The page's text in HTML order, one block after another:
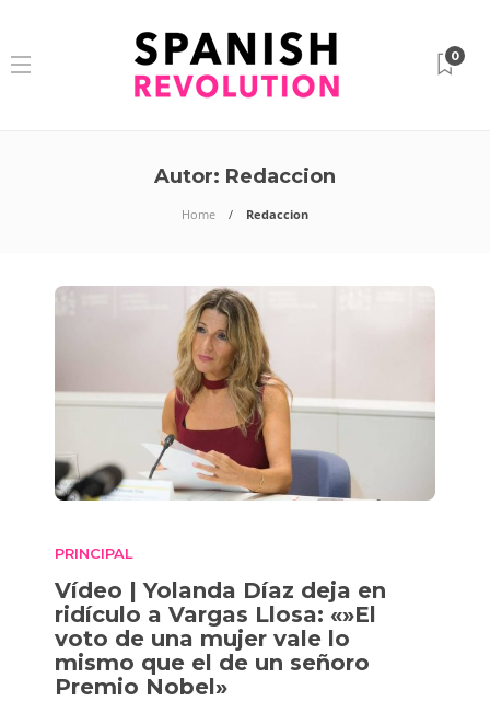
0
Autor: Redaccion
Home Redaccion
PRINCIPAL
Vídeo | Yolanda Díaz deja en
ridículo a Vargas Llosa: «»El
voto de una mujer vale lo
mismo que el de un señoro
Premio Nobel»